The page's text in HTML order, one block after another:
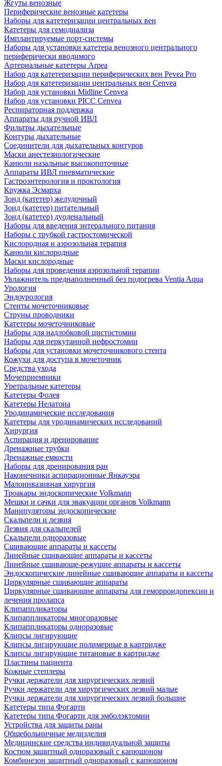
Жгуты венозные
Периферические венозные катетеры
Наборы для катетеризации центральных вен
Катетеры для гемодиализа
Имплантируемые порт‑системы
Наборы для установки катетера венозного центрального
периферически вводимого
Артериальные катетеры Arpea
Набор для катетеризации периферических вен Pevea Pro
Набор для катетеризации центральных вен Cenvea
Набор для установки Midline Cenvea
Набор для установки PICC Cenvea
Респираторная поддержка
Аппараты для ручной ИВЛ
Фильтры дыхательные
Контуры дыхательные
Соединители для дыхательных контуров
Маски анестезиологические
Канюли назальные высокопоточные
Аппараты ИВЛ пневматические
Гастроэнтерология и проктология
Кружка Эсмарха
Зонд (катетер) желудочный
Зонд (катетер) питательный
Зонд (катетер) дуоденальный
Наборы для введения энтерального питания
Наборы с трубкой гастростомической
Кислородная и аэрозольная терапия
Канюли кислородные
Маски кислородные
Наборы для проведения аэрозольной терапии
Увлажнитель преднаполненный без подогрева Ventia Aqua
Урология
Эндоурология
Стенты мочеточниковые
Струны проводники
Катетеры мочеточниковые
Наборы для надлобковой цистостомии
Наборы для перкутанной нефростомии
Наборы для установки мочеточникового стента
Кожухи для доступа в мочеточник
Средства ухода
Мочеприемники
Уретральные катетеры
Катетеры Фолея
Катетеры Нелатона
Уродинамические исследования
Катетеры для уродинамических исследований
Хирургия
Аспирация и дренирование
Дренажные трубки
Дренажные емкости
Наборы для дренирования ран
Наконечники аспирационные Янкауэра
Малоинвазивная хирургия
Троакары эндоскопические Volkmann
Мешки и сачки для эвакуации органов Volkmann
Манипуляторы эндоскопические
Скальпели и лезвия
Лезвия для скальпелей
Скальпели одноразовые
Сшивающие аппараты и кассеты
Линейные сшивающие аппараты и кассеты
Линейные сшивающе-режущие аппараты и кассеты
Эндоскопические линейные сшивающие аппараты и кассеты
Циркулярные сшивающие аппараты
Циркулярные сшивающие аппараты для геморроидопексии и
лечения пролапса
Клипаппликаторы
Клипаппликаторы многоразовые
Клипаппликаторы одноразовые
Клипсы лигирующие
Клипсы лигирующие полимерные в картридже
Клипсы лигирующие титановые в картридже
Пластины пациента
Кожные степлеры
Ручки держатели для хирургических лезвий
Ручки держатели для хирургических лезвий малые
Ручки держатели для хирургических лезвий большие
Катетеры типа Фогарти
Катетеры типа Фогарти для эмболэктомии
Устройства для защиты раны
Общебольничные медизделия
Медицинские средства индивидуальной защиты
Костюм защитный одноразовый с капюшоном
Комбинезон защитный одноразовый с капюшоном